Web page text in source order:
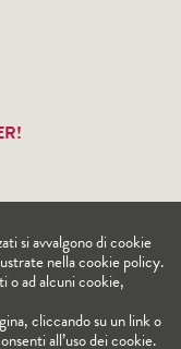
si avvalgono di cookie
nella cookie policy.
o ad alcuni cookie,
cliccando su un link o
all’uso dei cookie.